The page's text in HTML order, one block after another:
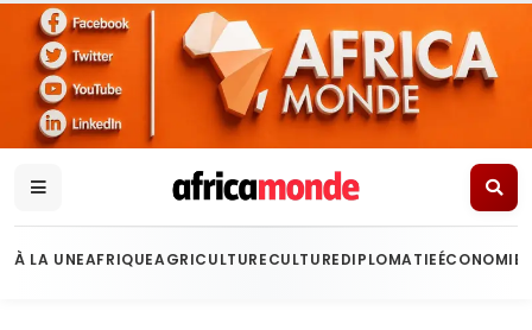
À LA UNEAFRIQUEAGRICULTURECULTUREDIPLOMATIEÉCONOMIE